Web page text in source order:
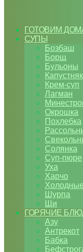
ГОТОВИМ
СУПЫ
Бозбаш
Борщ
Бульоны
Капустняк
Крем-суп
Лагман
Окрошка
Похлебка
Солянка
Суп-пюре
Уха
Харчо
Шурпа
Щи
ГОРЯЧИЕ
Азу
Антрекот
Бабка